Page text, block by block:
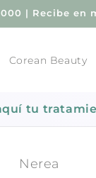
| Recibe en
Corean Beauty
tu
Nerea